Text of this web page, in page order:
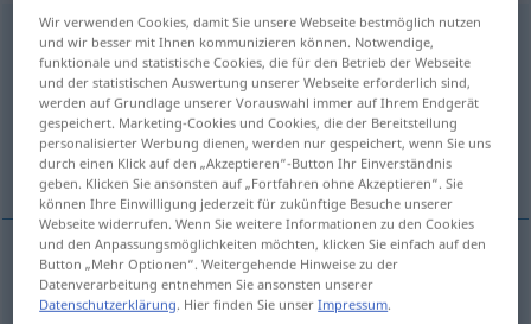
hündischadj FIG
Übersicht aller Übersetzungen
(Für mehr Details die Übersetzung anklicken/antippen)
servil, rastrero, vil, ruin
servil hündischkriecherisch
Wir verwenden Cookies, damit Sie unsere Webseite bestmöglich nutzen
und wir besser mit Ihnen kommunizieren können. Notwendige,
funktionale und statistische Cookies, die für den Betrieb der Webseite
und der statistischen Auswertung unserer Webseite erforderlich sind,
werden auf Grundlage unserer Vorauswahl immer auf Ihrem Endgerät
gespeichert. Marketing-Cookies und Cookies, die der Bereitstellung
personalisierter Werbung dienen, werden nur gespeichert, wenn Sie uns
durch einen Klick auf den „Akzeptieren“-Button Ihr Einverständnis
geben. Klicken Sie ansonsten auf „Fortfahren ohne Akzeptieren“. Sie
können Ihre Einwilligung jederzeit für zukünftige Besuche unserer
Webseite widerrufen. Wenn Sie weitere Informationen zu den Cookies
und den Anpassungsmöglichkeiten möchten, klicken Sie einfach auf den
Button „Mehr Optionen“. Weitergehende Hinweise zu der
Datenverarbeitung entnehmen Sie ansonsten unserer
Datenschutzerklärung. Hier finden Sie unserImpressum.